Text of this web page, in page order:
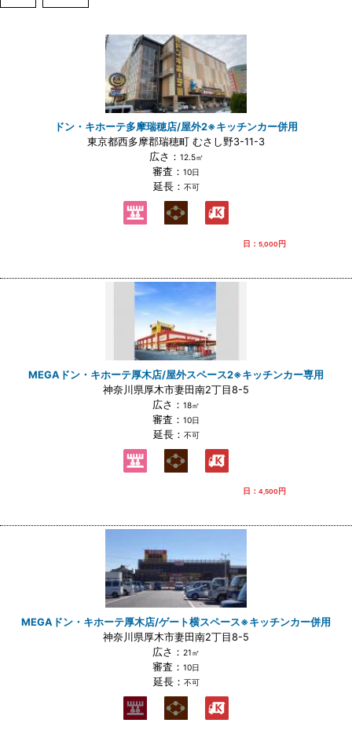
ドン・キホーテ多摩瑞穂店/屋外2※キッチンカー併用
東京都西多摩郡瑞穂町 むさし野3-11-3
広さ： 12.5㎡
審査： 10日
延長： 不可
日： 5,000円
MEGAドン・キホーテ厚木店/屋外スペース2※キッチンカー専用
神奈川県厚木市妻田南2丁目8-5
広さ： 18㎡
審査： 10日
延長： 不可
日： 4,500円
MEGAドン・キホーテ厚木店/ゲート横スペース※キッチンカー併用
神奈川県厚木市妻田南2丁目8-5
広さ： 21㎡
審査： 10日
延長： 不可